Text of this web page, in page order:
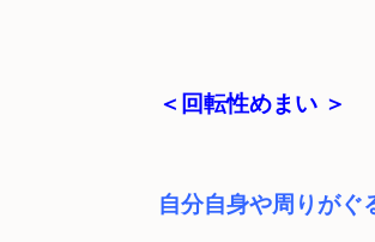
＜回転性めまい
自分自身や周りがぐ